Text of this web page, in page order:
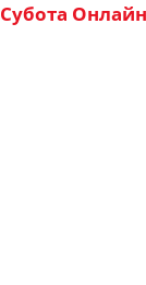
Субота Онлайн